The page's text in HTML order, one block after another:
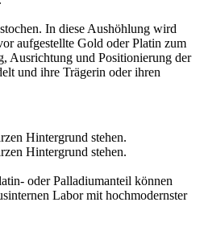
In diese Aushöhlung wird
aufgestellte Gold oder Platin zum
Ausrichtung und Positionierung der
und ihre Trägerin oder ihren
oder Palladium­anteil können
Labor mit hochmodernster